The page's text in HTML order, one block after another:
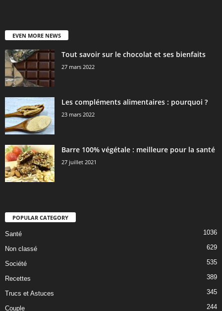
EVEN MORE NEWS
Tout savoir sur le chocolat et ses bienfaits
27 mars 2022
Les compléments alimentaires : pourquoi ?
23 mars 2022
Barre 100% végétale : meilleure pour la santé
27 juillet 2021
POPULAR CATEGORY
Santé 1036
Non classé 629
Société 535
Recettes 389
Trucs et Astuces 345
Couple 244